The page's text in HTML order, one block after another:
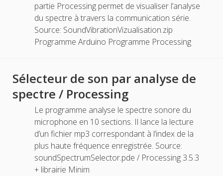
partie Processing permet de visualiser l’analyse
du spectre à travers la communication série.
Source: SoundVibrationVizualisation.zip
Programme Arduino Programme Processing
Sélecteur de son par analyse de
spectre / Processing
Le programme analyse le spectre sonore du
microphone en 10 sections. Il lance la lecture
d’un fichier mp3 correspondant à l’index de la
plus haute fréquence enregistrée. Source:
soundSpectrumSelector.pde / Processing 3.5.3
+ librairie Minim